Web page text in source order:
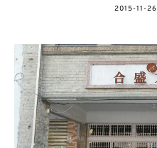
POSTED
2015-11-26